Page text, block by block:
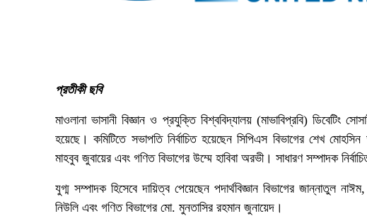
প্রতীকী ছবি
মাওলানা ভাসানী বিজ্ঞান ও প্রযুক্তি বিশ্ববিদ্যালয় (মাভাবিপ্রবি) ডিবেটিং
হয়েছে। কমিটিতে সভাপতি নির্বাচিত হয়েছেন সিপিএস বিভাগের শেখ
মাহবুব জুবায়ের এবং গণিত বিভাগের উম্মে হাবিবা অরভী। সাধারণ সম্পাদক
যুগ্ম সম্পাদক হিসেবে দায়িত্ব পেয়েছেন পদার্থবিজ্ঞান বিভাগের জান্নাতুল
নিউলি এবং গণিত বিভাগের মো. মুনতাসির রহমান জুনায়েদ।